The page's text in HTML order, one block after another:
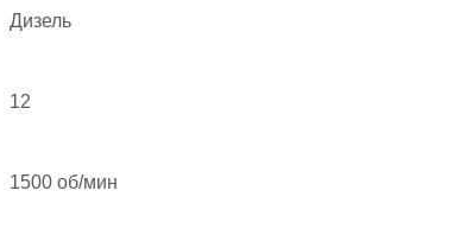
Дизель
12
1500 об/мин